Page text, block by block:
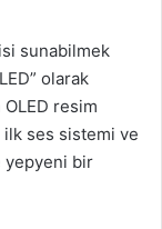
sunabilmek
olarak
resim
ilk ses sistemi ve
yepyeni bir